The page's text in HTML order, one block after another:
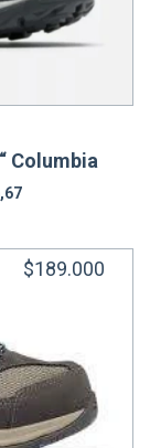
Columbia
$189.000